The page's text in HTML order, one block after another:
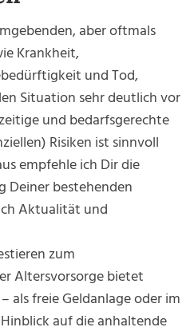
aber oftmals
Krankheit,
und Tod,
Situation sehr deutlich vor
und bedarfsgerechte
Risiken ist sinnvoll
empfehle ich Dir die
Deiner bestehenden
Aktualität und
zum
Altersvorsorge bietet
als freie Geldanlage oder im
auf die anhaltende